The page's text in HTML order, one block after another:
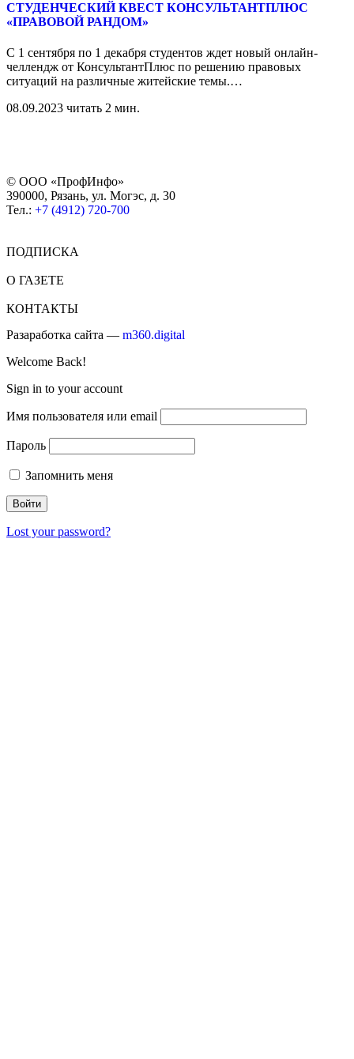
СТУДЕНЧЕСКИЙ КВЕСТ КОНСУЛЬТАНТПЛЮС
«ПРАВОВОЙ РАНДОМ»
С 1 сентября по 1 декабря студентов ждет новый онлайн-
челлендж от КонсультантПлюс по решению правовых
ситуаций на различные житейские темы.…
08.09.2023 читать 2 мин.
© ООО «ПрофИнфо»
390000, Рязань, ул. Могэс, д. 30
Тел.: +7 (4912) 720-700
ПОДПИСКА
О ГАЗЕТЕ
КОНТАКТЫ
Разаработка сайта — m360.digital
Welcome Back!
Sign in to your account
Имя пользователя или email
Пароль
Запомнить меня
Lost your password?